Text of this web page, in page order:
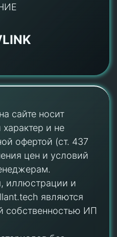
сайте носит
и не
офертой (ст. 437
цен и условий
иллюстрации и
являются
собственностью ИП